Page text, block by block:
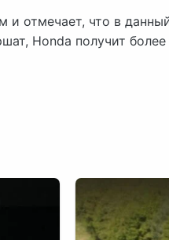
и отмечает, что в
Honda получит